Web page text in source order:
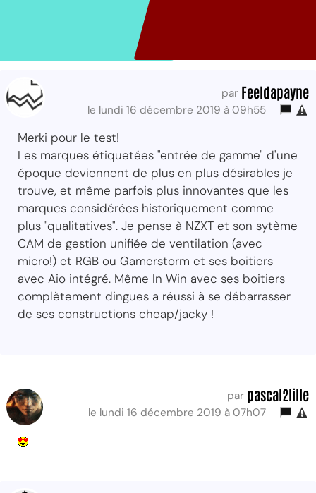
par Feeldapayne
le lundi 16 décembre 2019 à 09h55
Merki pour le test!
Les marques étiquetées "entrée de gamme" d'une
époque deviennent de plus en plus désirables je
trouve, et même parfois plus innovantes que les
marques considérées historiquement comme
plus "qualitatives". Je pense à NZXT et son sytème
CAM de gestion unifiée de ventilation (avec
micro!) et RGB ou Gamerstorm et ses boitiers
avec Aio intégré. Même In Win avec ses boitiers
complètement dingues a réussi à se débarrasser
de ses constructions cheap/jacky !
par pascal2lille
le lundi 16 décembre 2019 à 07h07